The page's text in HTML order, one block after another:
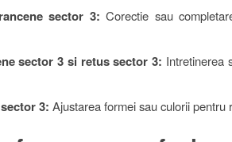
sector 3: Corectie sau
sector 3 si retus sector 3: Intretinerea
3: Ajustarea formei sau culorii pentru